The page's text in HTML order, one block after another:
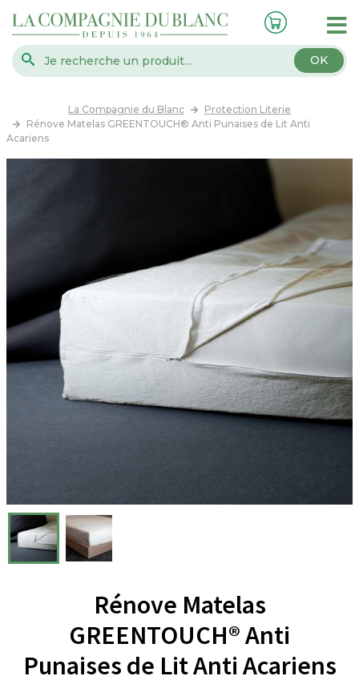
OK
La Compagnie du Blanc
Protection Literie
Rénove Matelas GREENTOUCH® Anti Punaises de Lit Anti
Acariens
Rénove Matelas
GREENTOUCH® Anti
Punaises de Lit Anti Acariens